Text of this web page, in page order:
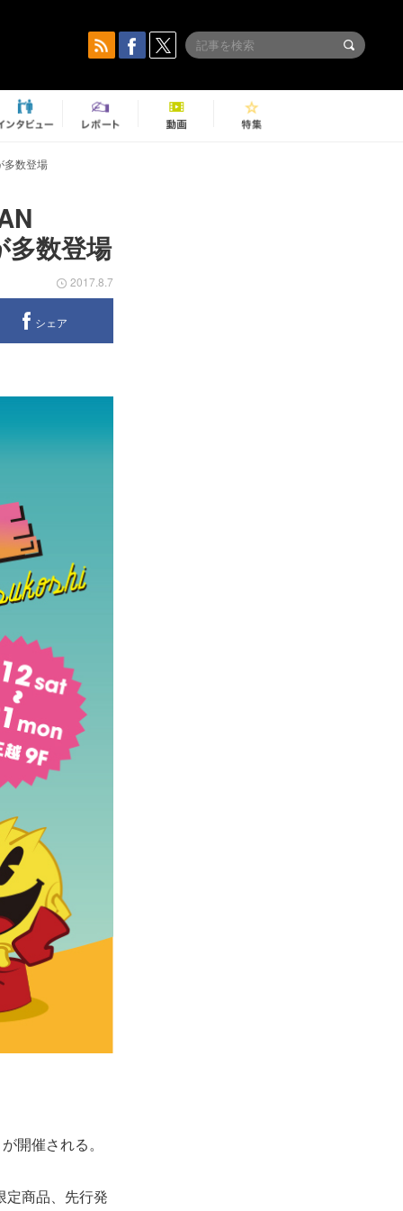
多数登場
数登場
2017.8.7
シェア
開催される。
定商品、先行発